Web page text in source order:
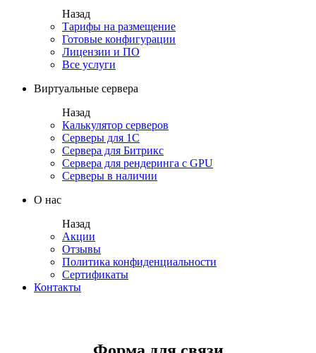
Назад
Тарифы на размещение
Готовые конфигурации
Лицензии и ПО
Все услуги
Виртуальные сервера
Назад
Калькулятор серверов
Серверы для 1С
Сервера для Битрикс
Сервера для рендеринга с GPU
Серверы в наличии
О нас
Назад
Акции
Отзывы
Политика конфиденциальности
Сертификаты
Контакты